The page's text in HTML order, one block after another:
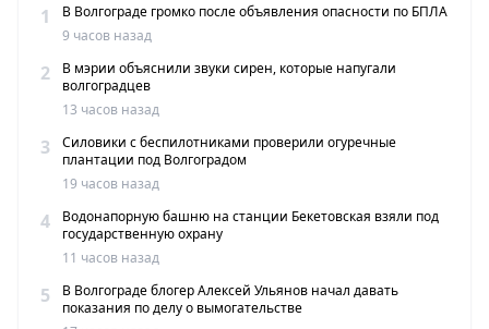
1
В Волгограде громко после объявления опасности по БПЛА
9 часов назад
2
В мэрии объяснили звуки сирен, которые напугали
волгоградцев
13 часов назад
3
Силовики с беспилотниками проверили огуречные
плантации под Волгоградом
19 часов назад
4
Водонапорную башню на станции Бекетовская взяли под
государственную охрану
11 часов назад
5
В Волгограде блогер Алексей Ульянов начал давать
показания по делу о вымогательстве